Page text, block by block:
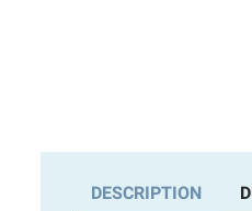
DESCRIPTION